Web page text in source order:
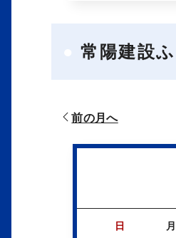
常陽建設
前の月へ
日 月